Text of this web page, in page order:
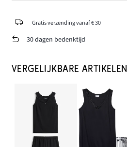
Gratis verzending vanaf € 30
30 dagen bedenktijd
VERGELIJKBARE ARTIKELEN